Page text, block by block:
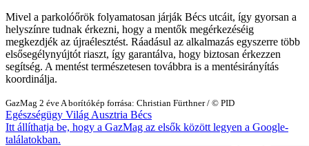
Mivel a parkolóőrök folyamatosan járják Bécs utcáit, így gyorsan a
helyszínre tudnak érkezni, hogy a mentők megérkezéséig
megkezdjék az újraélesztést. Ráadásul az alkalmazás egyszerre több
elsősegélynyújtót riaszt, így garantálva, hogy biztosan érkezzen
segítség. A mentést természetesen továbbra is a mentésirányítás
koordinálja.
GazMag 2 éve A borítókép forrása: Christian Fürthner / © PID
Egészségügy Világ Ausztria Bécs
Itt állíthatja be, hogy a GazMag az elsők között legyen a Google-
találatokban.